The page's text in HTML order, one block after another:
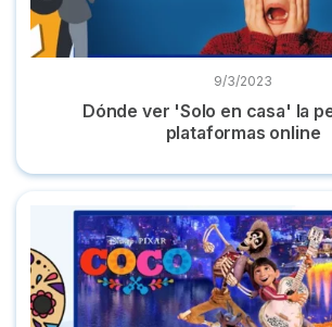
9/3/2023
Dónde ver 'Solo en casa' la
plataformas online
Dónde ver 'Coco' la película de Disney